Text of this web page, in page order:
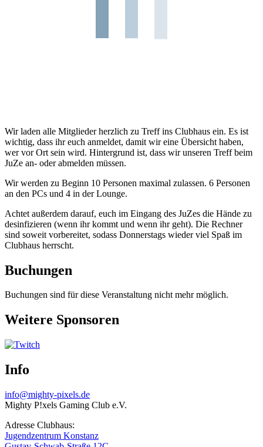
Wir laden alle Mitglieder herzlich zu Treff ins Clubhaus ein. Es ist
wichtig, dass ihr euch anmeldet, damit wir eine Übersicht haben,
wer vor Ort sein wird. Hintergrund ist, dass wir unseren Treff beim
JuZe an- oder abmelden müssen.
Wir werden zu Beginn 10 Personen maximal zulassen. 6 Personen
an den PCs und 4 in der Lounge.
Achtet außerdem darauf, euch im Eingang des JuZes die Hände zu
desinfizieren (wenn ihr kommt und wenn ihr geht). Die Rechner
sind soweit vorbereitet, sodass Donnerstags wieder viel Spaß im
Clubhaus herrscht.
Buchungen
Buchungen sind für diese Veranstaltung nicht mehr möglich.
Weitere Sponsoren
Info
info@mighty-pixels.de
Mighty P!xels Gaming Club e.V.
Adresse Clubhaus:
Jugendzentrum Konstanz